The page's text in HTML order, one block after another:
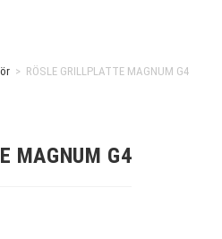
> RÖSLE GRILLPLATTE MAGNUM G4
MAGNUM G4